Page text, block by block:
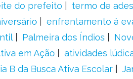
do prefeito termo de
enfrentamento à
Palmeira dos Índios
em Ação atividades
B da Busca Ativa Escolar